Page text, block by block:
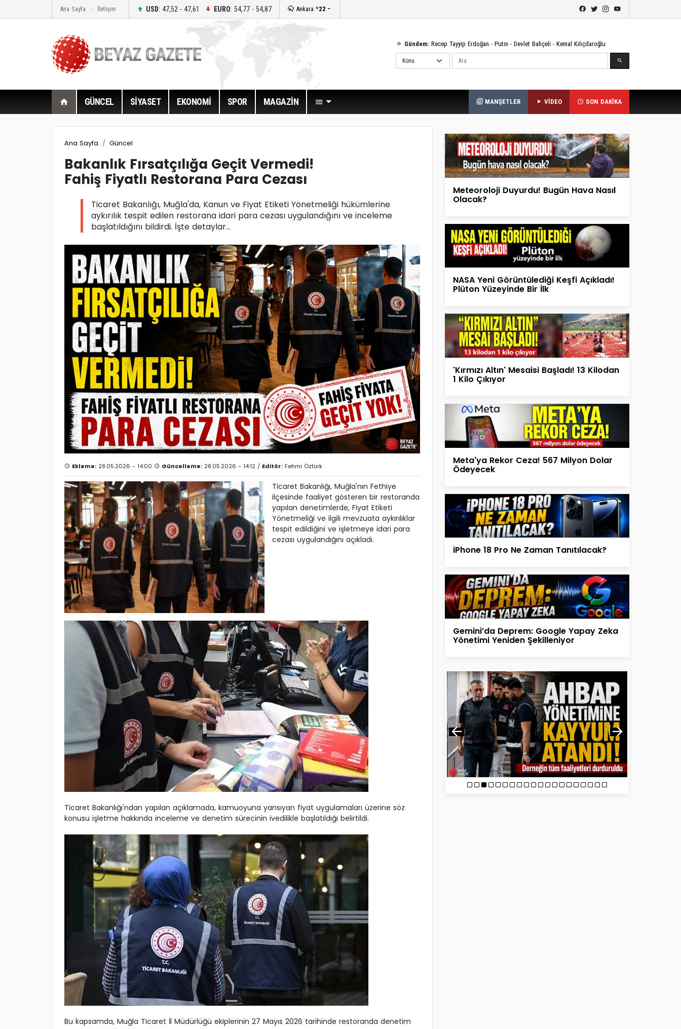
Ana Sayfa İletişim USD: 47,52 - 47,61 EURO: 54,77 - 54,87 Ankara º22
Gündem: Recep Tayyip Erdoğan - Putin - Devlet Bahçeli - Kemal Kılıçdaroğlu
Ara
GÜNCEL SİYASET EKONOMİ SPOR MAGAZİN MANŞETLER VİDEO SON DAKİKA
Ana Sayfa Güncel
Bakanlık Fırsatçılığa Geçit Vermedi!
Fahiş Fiyatlı Restorana Para Cezası
Ticaret Bakanlığı, Muğla'da, Kanun ve Fiyat Etiketi Yönetmeliği hükümlerine
aykırılık tespit edilen restorana idari para cezası uygulandığını ve inceleme
başlatıldığını bildirdi. İşte detaylar...
Ekleme: 28.05.2026 - 14:00 Güncelleme: 28.05.2026 - 14:12 / Editör: Fehmi Öztürk
Ticaret Bakanlığı, Muğla'nın Fethiye
ilçesinde faaliyet gösteren bir restoranda
yapılan denetimlerde, Fiyat Etiketi
Yönetmeliği ve ilgili mevzuata aykırılıklar
tespit edildiğini ve işletmeye idari para
cezası uygulandığını açıkladı.
Ticaret Bakanlığı'ndan yapılan açıklamada, kamuoyuna yansıyan fiyat uygulamaları üzerine söz
konusu işletme hakkında inceleme ve denetim sürecinin ivedilikle başlatıldığı belirtildi.
Bu kapsamda, Muğla Ticaret İl Müdürlüğü ekiplerinin 27 Mayıs 2026 tarihinde restoranda denetim
Meteoroloji Duyurdu! Bugün Hava Nasıl
Olacak?
NASA Yeni Görüntülediği Keşfi Açıkladı!
Plüton Yüzeyinde Bir İlk
'Kırmızı Altın' Mesaisi Başladı! 13 Kilodan
1 Kilo Çıkıyor
Meta'ya Rekor Ceza! 567 Milyon Dolar
Ödeyecek
iPhone 18 Pro Ne Zaman Tanıtılacak?
Gemini’da Deprem: Google Yapay Zeka
Yönetimi Yeniden Şekilleniyor